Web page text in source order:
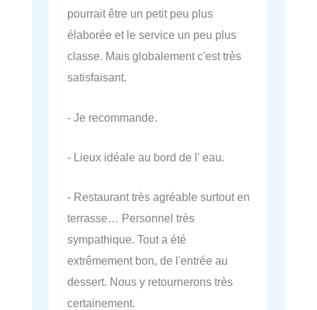
pourrait être un petit peu plus
élaborée et le service un peu plus
classe. Mais globalement c'est très
satisfaisant.
- Je recommande.
- Lieux idéale au bord de l' eau.
- Restaurant très agréable surtout en
terrasse… Personnel très
sympathique. Tout a été
extrêmement bon, de l'entrée au
dessert. Nous y retournerons très
certainement.